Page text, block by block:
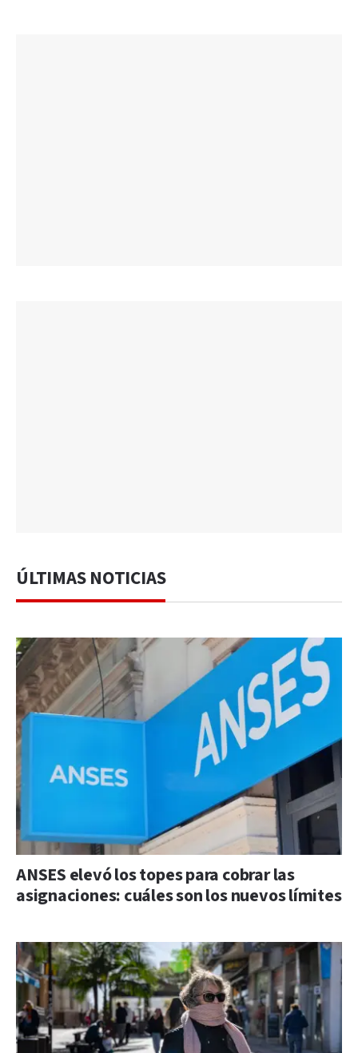
ÚLTIMAS NOTICIAS
ANSES elevó los topes para cobrar las
asignaciones: cuáles son los nuevos límites